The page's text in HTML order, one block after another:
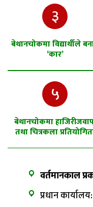
३
बेथानचोकमा विद्यार्थीले
‘कार’
५
बेथानचोकमा
तथा चित्रकला
वर्तमानकाल
प्रधान